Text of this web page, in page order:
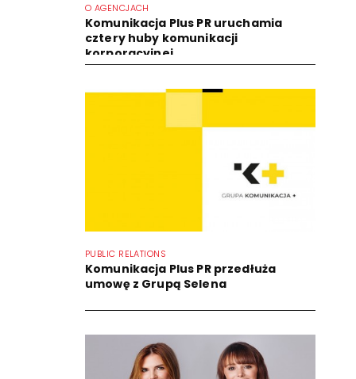
O AGENCJACH
Komunikacja Plus PR uruchamia
cztery huby komunikacji
korporacyjnej...
PUBLIC RELATIONS
Komunikacja Plus PR przedłuża
umowę z Grupą Selena